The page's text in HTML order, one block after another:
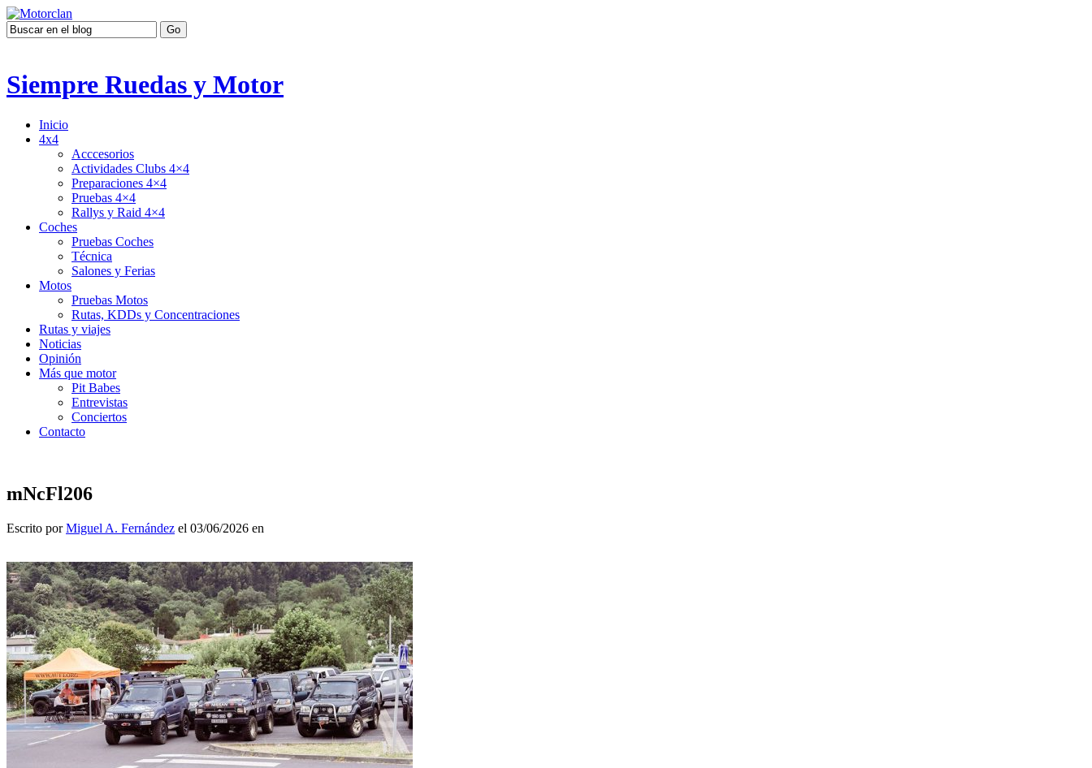
Siempre Ruedas y Motor
Inicio
4x4
Acccesorios
Actividades Clubs 4×4
Preparaciones 4×4
Pruebas 4×4
Rallys y Raid 4×4
Coches
Pruebas Coches
Técnica
Salones y Ferias
Motos
Pruebas Motos
Rutas, KDDs y Concentraciones
Rutas y viajes
Noticias
Opinión
Más que motor
Pit Babes
Entrevistas
Conciertos
Contacto
mNcFl206
Escrito porMiguel A. Fernández el 03/06/2026 en